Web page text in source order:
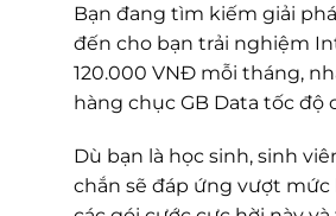
Bạn đang tìm kiếm giải
đến cho bạn trải nghiệm
120.000 VNĐ mỗi tháng,
hàng chục GB Data tốc
Dù bạn là học sinh, sinh
chắn sẽ đáp ứng vượt